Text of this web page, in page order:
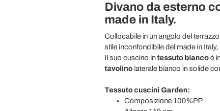
Divano da esterno
made in Italy.
Collocabile in un angolo del
stile inconfondibile del made in
Il suo cuscino intessuto biancoè
tavolinolaterale bianco in solide
Tessuto cuscini Garden:
Composizione 100%PP